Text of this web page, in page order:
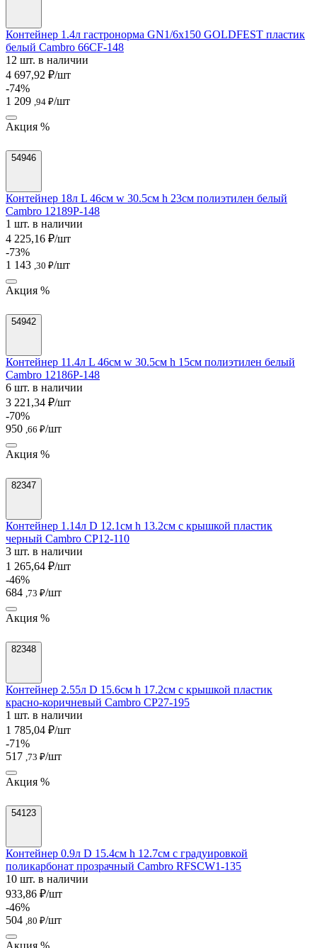
Контейнер 1.4л гастронорма GN1/6х150 GOLDFEST пластик
белый Cambro 66CF-148
12 шт. в наличии
4 697,92 ₽/шт
-74%
1 209 ,94 ₽/шт
Акция %
54946
Контейнер 18л L 46см w 30.5см h 23см полиэтилен белый
Cambro 12189P-148
1 шт. в наличии
4 225,16 ₽/шт
-73%
1 143 ,30 ₽/шт
Акция %
54942
Контейнер 11.4л L 46см w 30.5см h 15см полиэтилен белый
Cambro 12186P-148
6 шт. в наличии
3 221,34 ₽/шт
-70%
950 ,66 ₽/шт
Акция %
82347
Контейнер 1.14л D 12.1см h 13.2см с крышкой пластик
черный Cambro CP12-110
3 шт. в наличии
1 265,64 ₽/шт
-46%
684 ,73 ₽/шт
Акция %
82348
Контейнер 2.55л D 15.6см h 17.2см с крышкой пластик
красно-коричневый Cambro CP27-195
1 шт. в наличии
1 785,04 ₽/шт
-71%
517 ,73 ₽/шт
Акция %
54123
Контейнер 0.9л D 15.4см h 12.7см с градуировкой
поликарбонат прозрачный Cambro RFSCW1-135
10 шт. в наличии
933,86 ₽/шт
-46%
504 ,80 ₽/шт
Акция %